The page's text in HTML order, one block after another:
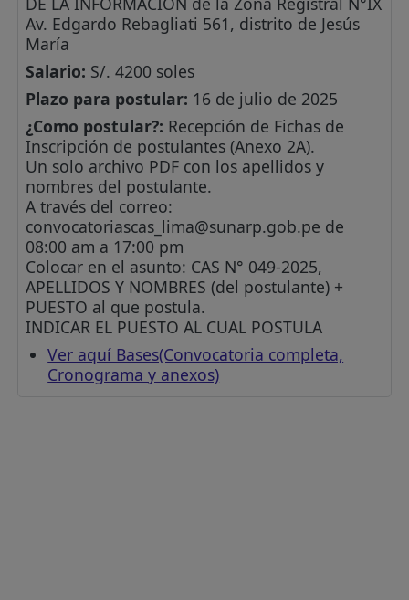
Av. Edgardo Rebagliati 561, distrito de Jesús
María
Salario: S/. 4200 soles
Plazo para postular: 16 de julio de 2025
¿Como postular?: Recepción de Fichas de
Inscripción de postulantes (Anexo 2A).
Un solo archivo PDF con los apellidos y
nombres del postulante.
A través del correo:
convocatoriascas_lima@sunarp.gob.pe de
08:00 am a 17:00 pm
Colocar en el asunto: CAS N° 049-2025,
APELLIDOS Y NOMBRES (del postulante) +
PUESTO al que postula.
INDICAR EL PUESTO AL CUAL POSTULA
Ver aquí Bases(Convocatoria completa,
Cronograma y anexos)